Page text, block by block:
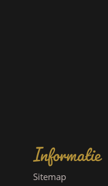
Informatie
Sitemap